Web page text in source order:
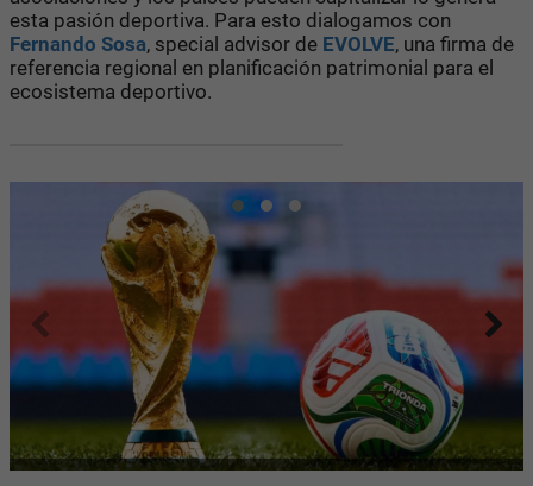
esta pasión deportiva. Para esto dialogamos con
Fernando Sosa, special advisor de EVOLVE, una firma de
referencia regional en planificación patrimonial para el
ecosistema deportivo.